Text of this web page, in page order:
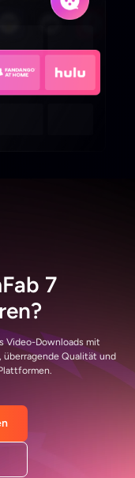
7
Video-Downloads mit
Qualität und